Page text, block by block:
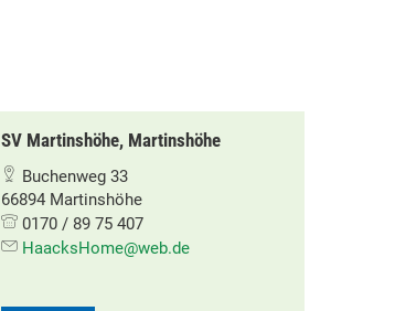
SV Martinshöhe, Martinshöhe
Buchenweg 33
66894 Martinshöhe
0170 / 89 75 407
HaacksHome@web.de